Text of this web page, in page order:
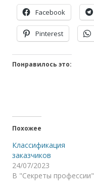
Facebook
Pinterest
Понравилось это:
Похожее
Классификация
заказчиков
24/07/2023
В "Секреты профессии"